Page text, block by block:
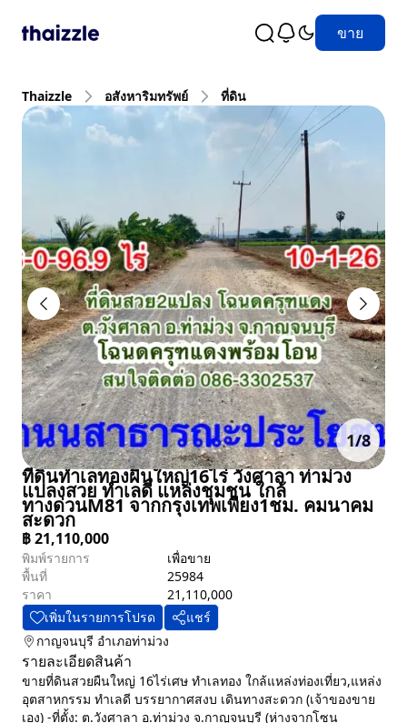
ขาย
Thaizzle อสังหาริมทรัพย์ ที่ดิน
1/8
ที่ดินทำเลทองผืนใหญ่16ไร่ วังศาลา ท่าม่วง
แปลงสวย ทำเลดี แหล่งชุมชน ใกล้
ทางด่วนM81 จากกรุงเทพเพียง1ชม. คมนาคม
สะดวก
฿21,110,000
พิมพ์รายการ
เพื่อขาย
พื้นที่
25984
ราคา
21,110,000
เพิ่มในรายการโปรด
แชร์
กาญจนบุรี อำเภอท่าม่วง
รายละเอียดสินค้า
ขายที่ดินสวยผืนใหญ่ 16ไร่เศษ ทำเลทอง ใกล้แหล่งท่องเที่ยว,แหล่ง
อุตสาหกรรม ทำเลดี บรรยากาศสงบ เดินทางสะดวก (เจ้าของขาย
เอง) -ที่ตั้ง: ต.วังศาลา อ.ท่าม่วง จ.กาญจนบุรี (ห่างจากโซน